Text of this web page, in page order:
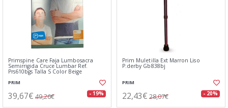
Primspine Care Faja Lumbosacra
Semirrigida Cruce Lumbar Ref.
Prs610bgs Talla S Color Beige
PRIM
39,67€ 49,26€ - 19%
Prim Muletilla Ext Marron Liso
P.derby Gb838bj
PRIM
22,43€ 28,07€ - 20%